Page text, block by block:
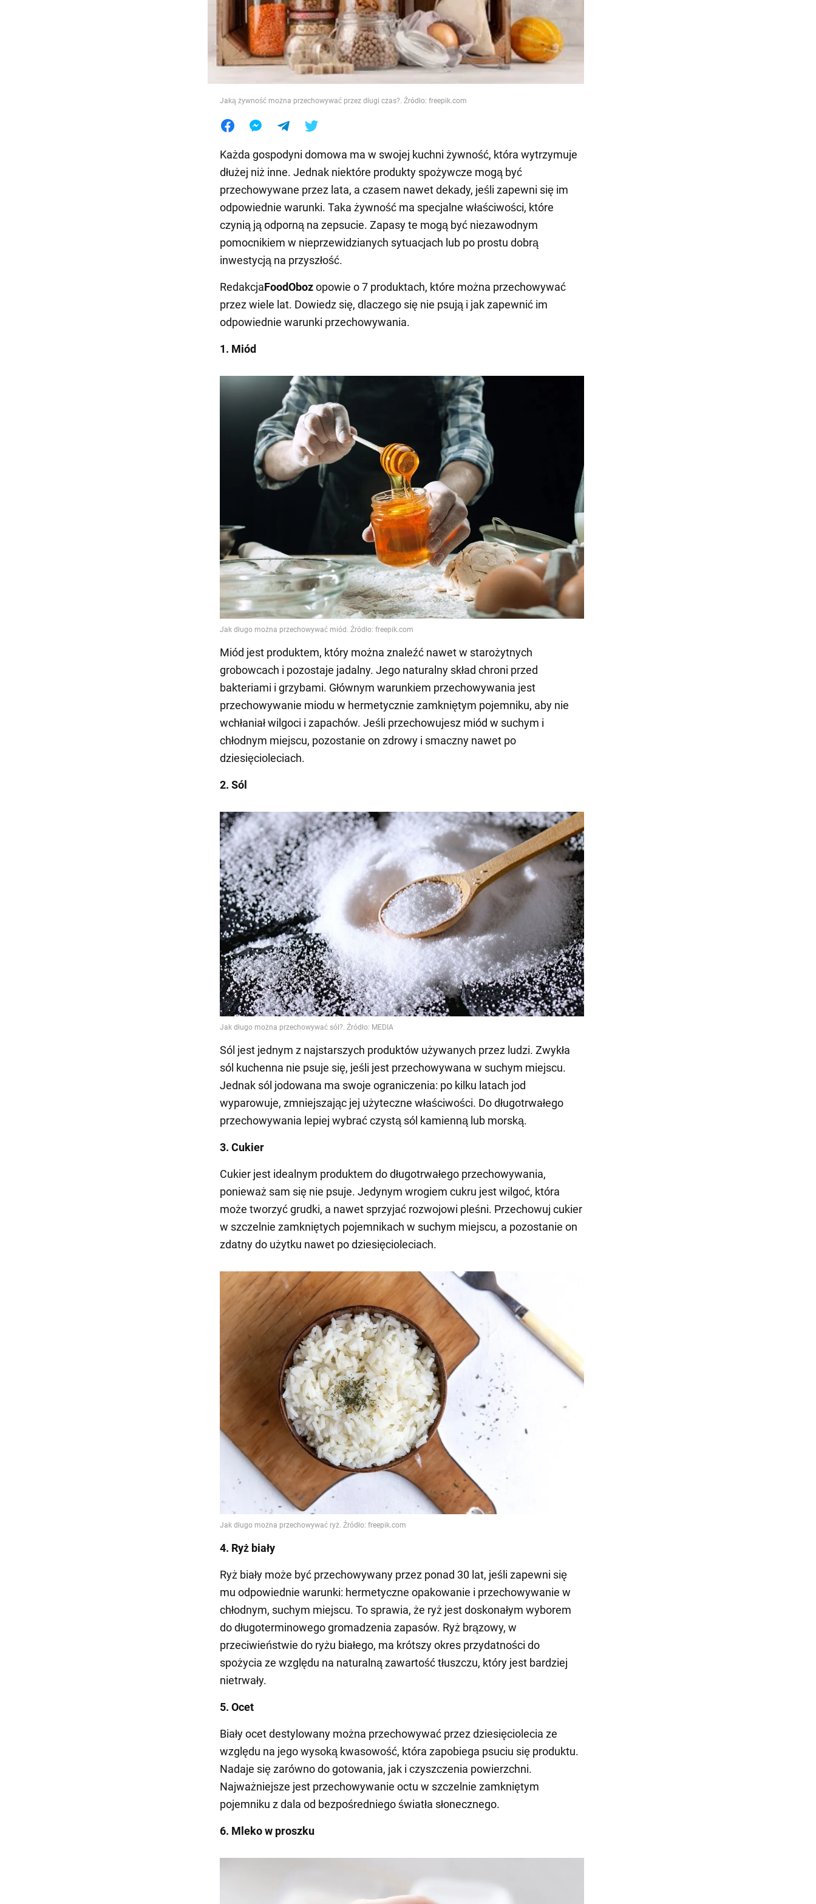
Jedzenie
Jaką żywność można przechowywać przez długi czas?. Źródło: freepik.com
Każda gospodyni domowa ma w swojej kuchni żywność, która wytrzymuje
dłużej niż inne. Jednak niektóre produkty spożywcze mogą być
przechowywane przez lata, a czasem nawet dekady, jeśli zapewni się im
odpowiednie warunki. Taka żywność ma specjalne właściwości, które
czynią ją odporną na zepsucie. Zapasy te mogą być niezawodnym
pomocnikiem w nieprzewidzianych sytuacjach lub po prostu dobrą
inwestycją na przyszłość.
RedakcjaFoodObozopowie o 7 produktach, które można przechowywać
przez wiele lat. Dowiedz się, dlaczego się nie psują i jak zapewnić im
odpowiednie warunki przechowywania.
1. Miód
Miód jest produktem, który można znaleźć nawet w starożytnych
grobowcach i pozostaje jadalny. Jego naturalny skład chroni przed
bakteriami i grzybami. Głównym warunkiem przechowywania jest
przechowywanie miodu w hermetycznie zamkniętym pojemniku, aby nie
wchłaniał wilgoci i zapachów. Jeśli przechowujesz miód w suchym i
chłodnym miejscu, pozostanie on zdrowy i smaczny nawet po
dziesięcioleciach.
2. Sól
Sól jest jednym z najstarszych produktów używanych przez ludzi. Zwykła
sól kuchenna nie psuje się, jeśli jest przechowywana w suchym miejscu.
Jednak sól jodowana ma swoje ograniczenia: po kilku latach jod
wyparowuje, zmniejszając jej użyteczne właściwości. Do długotrwałego
przechowywania lepiej wybrać czystą sól kamienną lub morską.
3. Cukier
Cukier jest idealnym produktem do długotrwałego przechowywania,
ponieważ sam się nie psuje. Jedynym wrogiem cukru jest wilgoć, która
może tworzyć grudki, a nawet sprzyjać rozwojowi pleśni. Przechowuj cukier
w szczelnie zamkniętych pojemnikach w suchym miejscu, a pozostanie on
zdatny do użytku nawet po dziesięcioleciach.
4. Ryż biały
Ryż biały może być przechowywany przez ponad 30 lat, jeśli zapewni się
mu odpowiednie warunki: hermetyczne opakowanie i przechowywanie w
chłodnym, suchym miejscu. To sprawia, że ryż jest doskonałym wyborem
do długoterminowego gromadzenia zapasów. Ryż brązowy, w
przeciwieństwie do ryżu białego, ma krótszy okres przydatności do
spożycia ze względu na naturalną zawartość tłuszczu, który jest bardziej
nietrwały.
5. Ocet
Biały ocet destylowany można przechowywać przez dziesięciolecia ze
względu na jego wysoką kwasowość, która zapobiega psuciu się produktu.
Nadaje się zarówno do gotowania, jak i czyszczenia powierzchni.
Najważniejsze jest przechowywanie octu w szczelnie zamkniętym
pojemniku z dala od bezpośredniego światła słonecznego.
6. Mleko w proszku